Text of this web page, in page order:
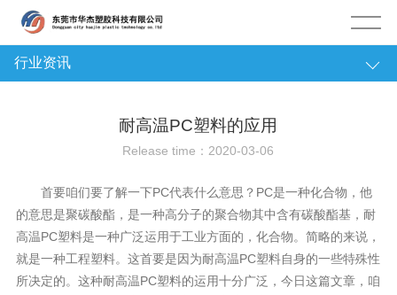
行业资讯
经济新闻
市场动态
塑料历史
耐高温PC塑料的应用
Release time：2020-03-06
首要咱们要了解一下PC代表什么意思？PC是一种化合物，他
的意思是聚碳酸酯，是一种高分子的聚合物其中含有碳酸酯基，耐
高温PC塑料是一种广泛运用于工业方面的，化合物。简略的来说，
就是一种工程塑料。这首要是因为耐高温PC塑料自身的一些特殊性
所决定的。这种耐高温PC塑料的运用十分广泛，今日这篇文章，咱